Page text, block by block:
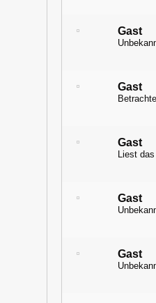
Gast
Gast
Gast
Liest
Gast
Gast